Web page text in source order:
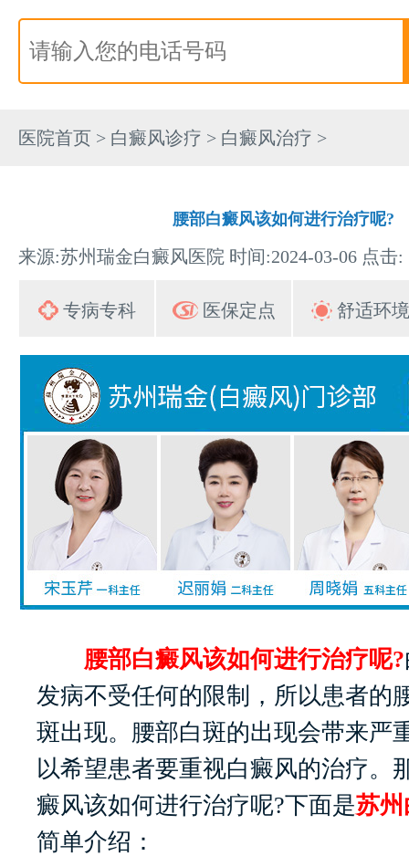
医院首页 > 白癜风诊疗 > 白癜风治疗 >
腰部白癜风该如何进行治疗呢?
来源:苏州瑞金白癜风医院 时间:2024-03-06 点击:
专病专科 医保定点 舒适环境
腰部白癜风该如何进行治疗呢?
发病不受任何的限制，所以患者的
斑出现。腰部白斑的出现会带来严
以希望患者要重视白癜风的治疗。
癜风该如何进行治疗呢?下面是苏
简单介绍：